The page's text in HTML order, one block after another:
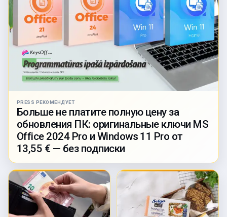
PRESS РЕКОМЕНДУЕТ
Больше не платите полную цену за
обновления ПК: оригинальные ключи MS
Office 2024 Pro и Windows 11 Pro от
13,55 € — без подписки